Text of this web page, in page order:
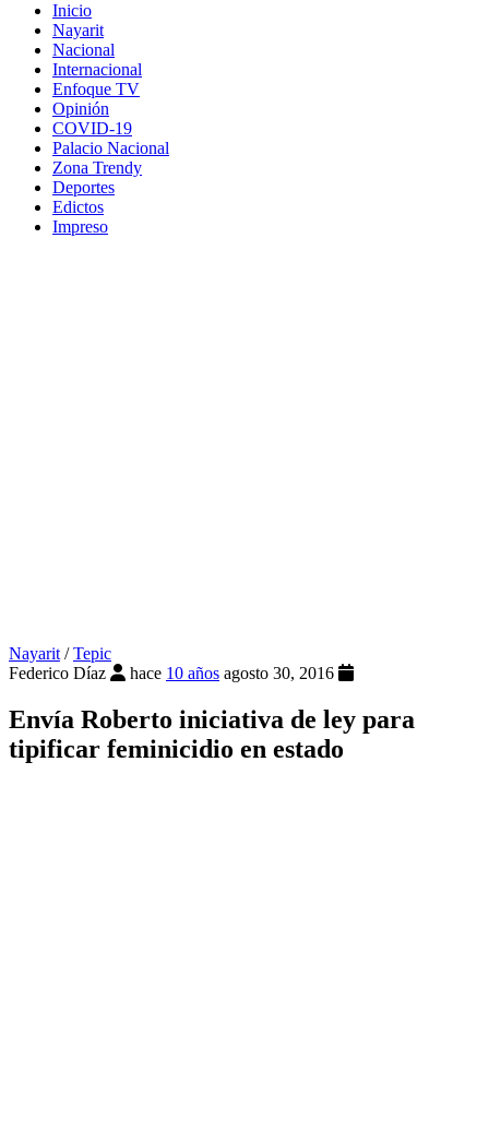
Inicio
Nayarit
Nacional
Internacional
Enfoque TV
Opinión
COVID-19
Palacio Nacional
Zona Trendy
Deportes
Edictos
Impreso
Nayarit/Tepic
Federico Díaz
hace 10 años agosto 30, 2016
Envía Roberto iniciativa de ley para
tipificar feminicidio en estado